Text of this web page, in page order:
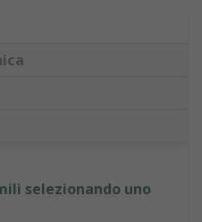
selezionando uno